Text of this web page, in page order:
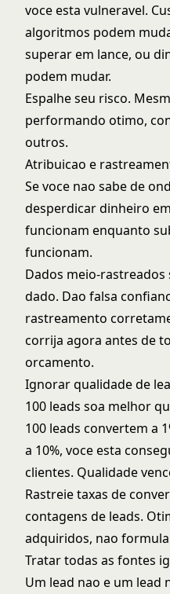
voce esta vulneravel.
algoritmos podem
superar em lance, ou
podem mudar.
Espalhe seu risco.
performando otimo,
outros.
Atribuicao e
Se voce nao sabe de
desperdicar dinheiro
funcionam enquanto
funcionam.
Dados meio-
dado. Dao falsa
rastreamento
corrija agora antes de
orcamento.
Ignorar qualidade de
100 leads soa melhor
100 leads convertem a
a 10%, voce esta
clientes. Qualidade
Rastreie taxas de
contagens de leads.
adquiridos, nao
Tratar todas as fontes
Um lead nao e um lead